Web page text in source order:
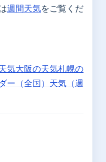
週間天気をご覧くだ
気大阪の天気札幌の
ー（全国） 天気（週